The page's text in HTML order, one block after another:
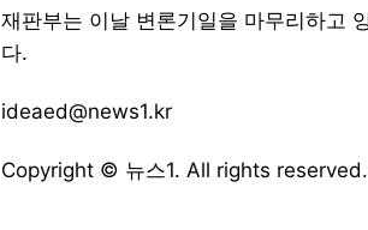
재판부는 이날 변론기일을 마무리하고
다.
ideaed@news1.kr
Copyright © 뉴스1. All rights